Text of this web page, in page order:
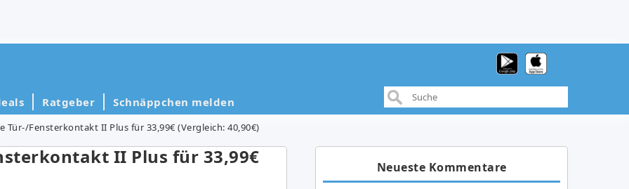
Ratgeber Schnäppchen melden
Tür-/Fensterkontakt II Plus für 33,99€ (Vergleich: 40,90€)
II Plus für 33,99€ Neueste Kommentare